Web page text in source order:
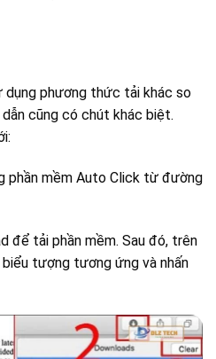
dụng phương thức tải khác so
cũng có chút khác biệt.
phần mềm Auto Click từ đường
để tải phần mềm. Sau đó, trên
tượng tương ứng và nhấn